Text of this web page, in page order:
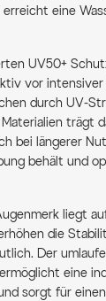
erreicht eine
UV50+
vor
durch UV-
trägt
bei längerer
behält und
liegt
die
Der
eine
sorgt für